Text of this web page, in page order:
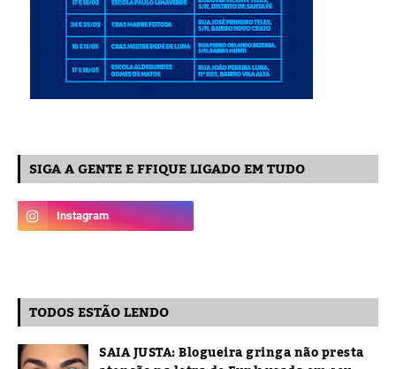
SIGA A GENTE E FFIQUE LIGADO EM TUDO
TODOS ESTÃO LENDO
SAIA JUSTA: Blogueira gringa não presta